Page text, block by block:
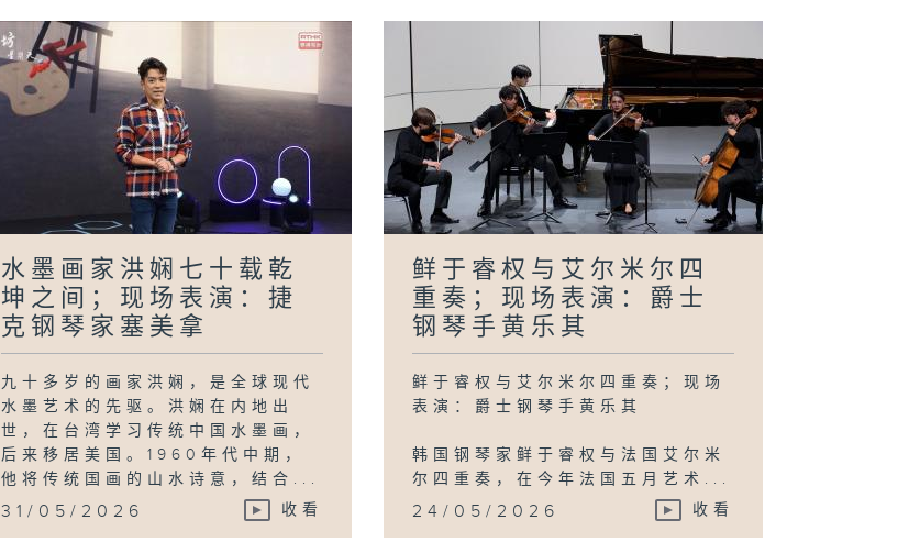
师 - 苏菲．德芙
侯嘉琪：多媒体艺
术呈现情绪；现场
表演：香港创乐团
本地艺术市场新趋
势；现场表演：
Hanz David 江
立均
国度；现场表演：
ROSEMANCES
花文
水墨画家洪娴七十载乾
坤之间；现场表演：捷
克钢琴家塞美拿
九十多岁的画家洪娴，是全球现代
水墨艺术的先驱。洪娴在内地出
世，在台湾学习传统中国水墨画，
后来移居美国。1960年代中期，
他将传统国画的山水诗意，结合...
31/05/2026 收看
鲜于睿权与艾尔米尔四
重奏；现场表演：爵士
钢琴手黄乐其
鲜于睿权与艾尔米尔四重奏；现场
表演：爵士钢琴手黄乐其
韩国钢琴家鲜于睿权与法国艾尔米
尔四重奏，在今年法国五月艺术...
24/05/2026 收看